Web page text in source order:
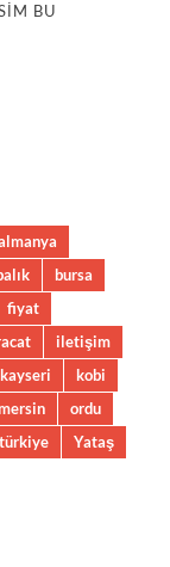
BU
bursa
fiyat
iletişim
kayseri
kobi
ordu
türkiye
Yataş